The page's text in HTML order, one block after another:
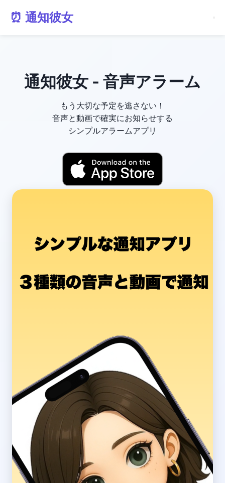
⏰ 通知彼女
通知彼女 - 音声アラーム
もう大切な予定を逃さない！
音声と動画で確実にお知らせする
シンプルアラームアプリ